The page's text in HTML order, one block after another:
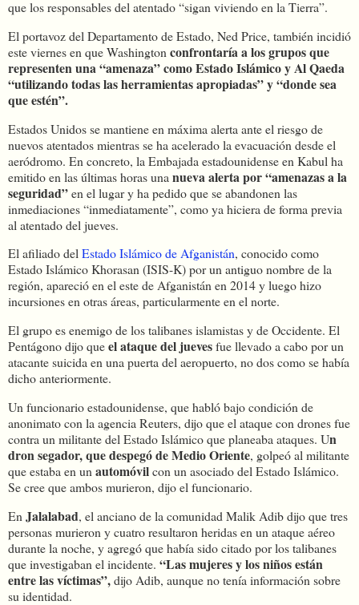
que los responsables del atentado “sigan viviendo en la Tierra”.
El portavoz del Departamento de Estado, Ned Price, también incidió
este viernes en que Washington confrontaría a los grupos que
representen una “amenaza” como Estado Islámico y Al Qaeda
“utilizando todas las herramientas apropiadas” y “donde sea
que estén”.
Estados Unidos se mantiene en máxima alerta ante el riesgo de
nuevos atentados mientras se ha acelerado la evacuación desde el
aeródromo. En concreto, la Embajada estadounidense en Kabul ha
emitido en las últimas horas una nueva alerta por “amenazas a la
seguridad”en el lugar y ha pedido que se abandonen las
inmediaciones “inmediatamente”, como ya hiciera de forma previa
al atentado del jueves.
El afiliado delEstado Islámico de Afganistán, conocido como
Estado Islámico Khorasan (ISIS-K) por un antiguo nombre de la
región, apareció en el este de Afganistán en 2014 y luego hizo
incursiones en otras áreas, particularmente en el norte.
El grupo es enemigo de los talibanes islamistas y de Occidente. El
Pentágono dijo queel ataque del juevesfue llevado a cabo por un
atacante suicida en una puerta del aeropuerto, no dos como se había
dicho anteriormente.
Un funcionario estadounidense, que habló bajo condición de
anonimato con la agencia Reuters, dijo que el ataque con drones fue
contra un militante del Estado Islámico que planeaba ataques. Un
dron segador, que despegó de Medio Oriente, golpeó al militante
que estaba en un automóvilcon un asociado del Estado Islámico.
Se cree que ambos murieron, dijo el funcionario.
En Jalalabad, el anciano de la comunidad Malik Adib dijo que tres
personas murieron y cuatro resultaron heridas en un ataque aéreo
durante la noche, y agregó que había sido citado por los talibanes
que investigaban el incidente. “Las mujeres y los niños están
entre las víctimas”,dijo Adib, aunque no tenía información sobre
su identidad.